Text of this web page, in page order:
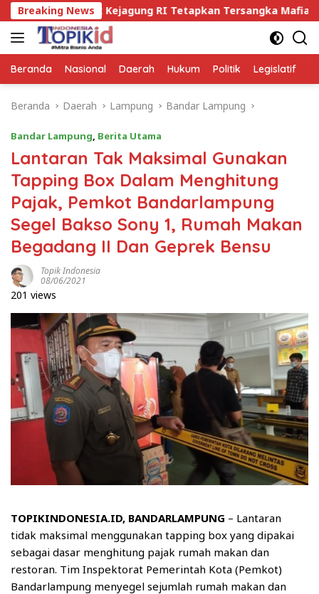
Langsung
ke
konten
Breaking News
Kejagung RI Tetapkan Tersangka Mafia Tanah di Way
Beranda Nasional Daerah Hukum Politik Legislatif
Beranda Daerah Lampung Bandar Lampung
Bandar Lampung, Berita Utama
Lantaran Tak Maksimal Gunakan
Tapping Box Dalam Menghitung
Pajak, Pemkot Bandarlampung
Segel Bakso Sony 1, Rumah Makan
Begadang II Dan Geprek Bensu
Topik Indonesia
08/06/2021
201 views
TOPIKINDONESIA.ID, BANDARLAMPUNG – Lantaran
tidak maksimal menggunakan tapping box yang dipakai
sebagai dasar menghitung pajak rumah makan dan
restoran. Tim Inspektorat Pemerintah Kota (Pemkot)
Bandarlampung menyegel sejumlah rumah makan dan